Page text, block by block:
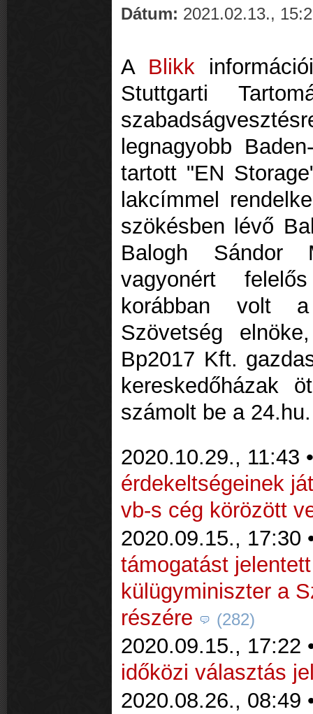
Dátum: 2021.02.13.,
A Blikk
Stuttgarti
legnagyobb
tartott "EN
lakcímmel
szökésben lévő
Balogh Sándor
vagyonért
korábban volt a
Szövetség
Bp2017 Kft.
kereskedőházak
számolt be a
2020.10.29., 11:43
érdekeltségeinek
vb-s cég körözött
2020.09.15., 17:30
támogatást
külügyminiszter a
részére
(282)
2020.09.15., 17:22
időközi választás
2020.08.26., 08:49